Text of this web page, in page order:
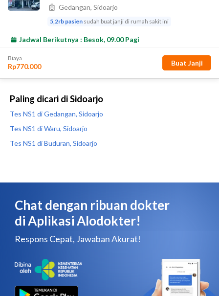
Paling dicari di Sidoarjo
Tes NS1 di Gedangan, Sidoarjo
Tes NS1 di Waru, Sidoarjo
Tes NS1 di Buduran, Sidoarjo